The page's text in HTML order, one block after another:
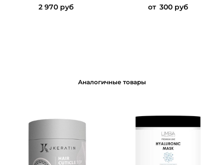
2 970 руб от 300 руб
Аналогичные товары